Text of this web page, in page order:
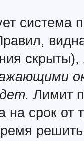
система
скрыты),
Лимит
на срок от